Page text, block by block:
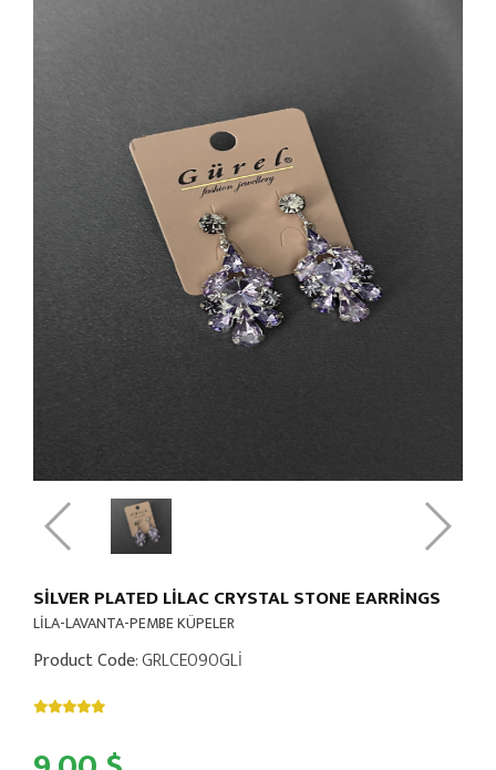
SILVER PLATED LILAC CRYSTAL STONE EARRINGS
LİLA-LAVANTA-PEMBE KÜPELER
Product Code: GRLCE090GLİ